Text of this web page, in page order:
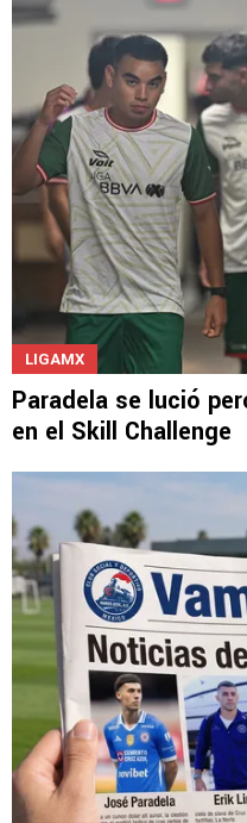
El auténtico golazo
estrellas de la MLS
Paradela se lució
en el Skill Challenge